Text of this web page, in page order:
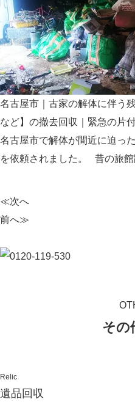
名古屋市｜古家の解体に伴う
など】の撤去回収｜緊急の片
名古屋市で解体が間近に迫っ
を依頼されました。 昔の旅
≪次へ
前へ≫
その
Relic
遺品回収